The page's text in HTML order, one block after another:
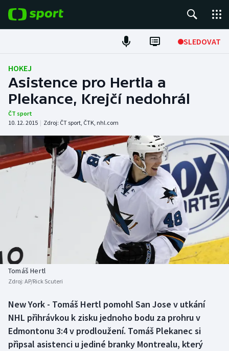
SLEDOVAT
Fotbal
Hokej
Tenis
Atletika
Cyklistika
DALŠÍ SPORTY
Americký fotbal
Baseball a softbal
Basketbal
Biatlon
Boby a skeleton
Box
NEPŘEHLÉDNĚTE
Historické návraty
Aplikace ČT sport
AZ kvíz
HOKEJ
Asistence pro Hertla a
Plekance, Krejčí nedohrál
ČT sport
10. 12. 2015 | Zdroj: ČT sport, ČTK, nhl.com
Tomáš Hertl
Zdroj: AP/Rick Scuteri
New York - Tomáš Hertl pomohl San Jose v utkání
NHL přihrávkou k zisku jednoho bodu za prohru v
Edmontonu 3:4 v prodloužení. Tomáš Plekanec si
připsal asistenci u jediné branky Montrealu, který